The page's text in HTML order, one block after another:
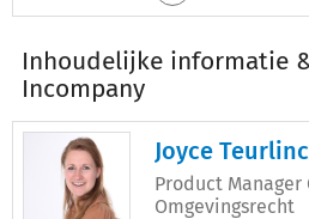
Inhoudelijke informatie
Incompany
Joyce
Product
Omgevingsrecht